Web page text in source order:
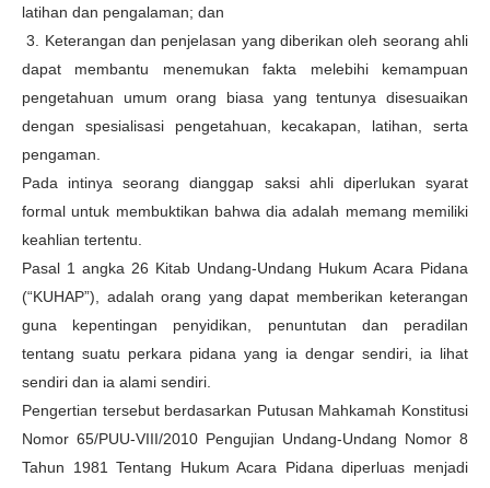
latihan dan pengalaman; dan
3. Keterangan dan penjelasan yang diberikan oleh seorang ahli
dapat membantu menemukan fakta melebihi kemampuan
pengetahuan umum orang biasa yang tentunya disesuaikan
dengan spesialisasi pengetahuan, kecakapan, latihan, serta
pengaman.
Pada intinya seorang dianggap saksi ahli diperlukan syarat
formal untuk membuktikan bahwa dia adalah memang memiliki
keahlian tertentu.
Pasal 1 angka 26 Kitab Undang-Undang Hukum Acara Pidana
(“KUHAP”), adalah orang yang dapat memberikan keterangan
guna kepentingan penyidikan, penuntutan dan peradilan
tentang suatu perkara pidana yang ia dengar sendiri, ia lihat
sendiri dan ia alami sendiri.
Pengertian tersebut berdasarkan Putusan Mahkamah Konstitusi
Nomor 65/PUU-VIII/2010 Pengujian Undang-Undang Nomor 8
Tahun 1981 Tentang Hukum Acara Pidana diperluas menjadi